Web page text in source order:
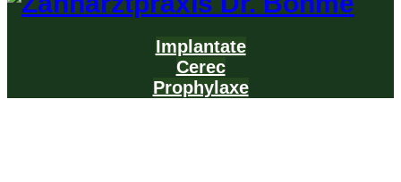
Implantate
Cerec
Prophylaxe